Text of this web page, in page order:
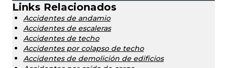
Links Relacionados
Accidentes de andamio
Accidentes de escaleras
Accidentes de techo
Accidentes por colapso de techo
Accidentes de demolición de edificios